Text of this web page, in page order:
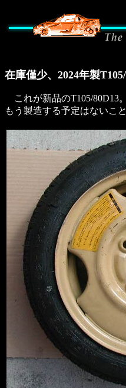
在庫僅少、2024年製
これが新品のT105/80D13
もう製造する予定はないこ